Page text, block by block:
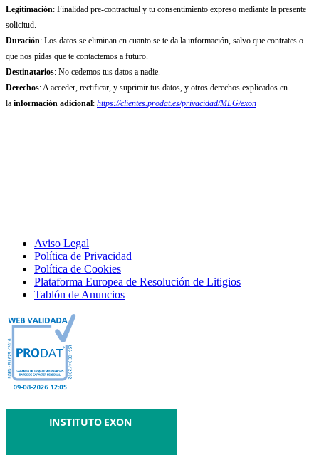
Legitimación: Finalidad pre-contractual y tu consentimiento expreso mediante la presente
solicitud.
Duración: Los datos se eliminan en cuanto se te da la información, salvo que contrates o
que nos pidas que te contactemos a futuro.
Destinatarios: No cedemos tus datos a nadie.
Derechos: A acceder, rectificar, y suprimir tus datos, y otros derechos explicados en
la información adicional: https://clientes.prodat.es/privacidad/MLG/exon
Aviso Legal
Política de Privacidad
Política de Cookies
Plataforma Europea de Resolución de Litigios
Tablón de Anuncios